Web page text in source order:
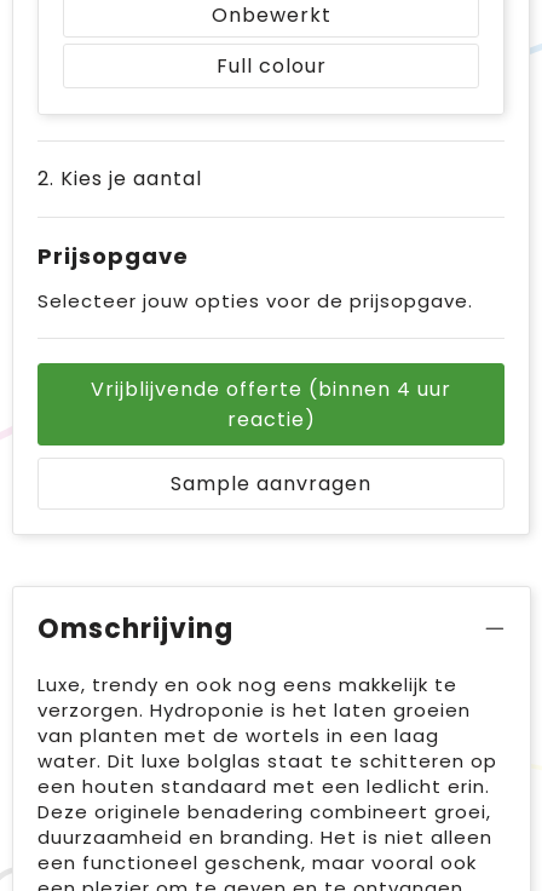
Onbewerkt
Full colour
2. Kies je aantal
Prijsopgave
Selecteer jouw opties voor de prijsopgave.
Vrijblijvende offerte (binnen 4 uur
reactie)
Sample aanvragen
Omschrijving
Luxe, trendy en ook nog eens makkelijk te
verzorgen. Hydroponie is het laten groeien
van planten met de wortels in een laag
water. Dit luxe bolglas staat te schitteren op
een houten standaard met een ledlicht erin.
Deze originele benadering combineert groei,
duurzaamheid en branding. Het is niet alleen
een functioneel geschenk, maar vooral ook